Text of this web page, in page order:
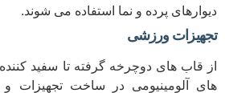
دیوارهای پرده و نما استفاده می شوند.
تجهیزات ورزشی
از قاب های دوچرخه گرفته تا سفید
های آلومینیومی در ساخت تجهیزات